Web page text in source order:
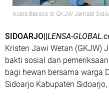
Acara Baksos di GKJW Jemaat
SIDOARJO||LENSA-
Kristen Jawi Wetan (GKJW)
bakti sosial dan
bagi hewan bersama warga
Sidoarjo Kabupaten